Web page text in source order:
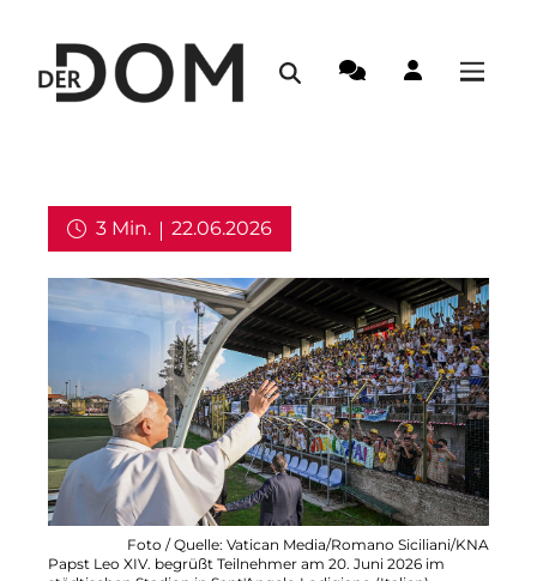
3 Min.
22.06.2026
Papst Leo XIV. begrüßt Teilnehmer am 20. Juni 2026 im
Foto / Quelle: Vatican Media/Romano Siciliani/KNA